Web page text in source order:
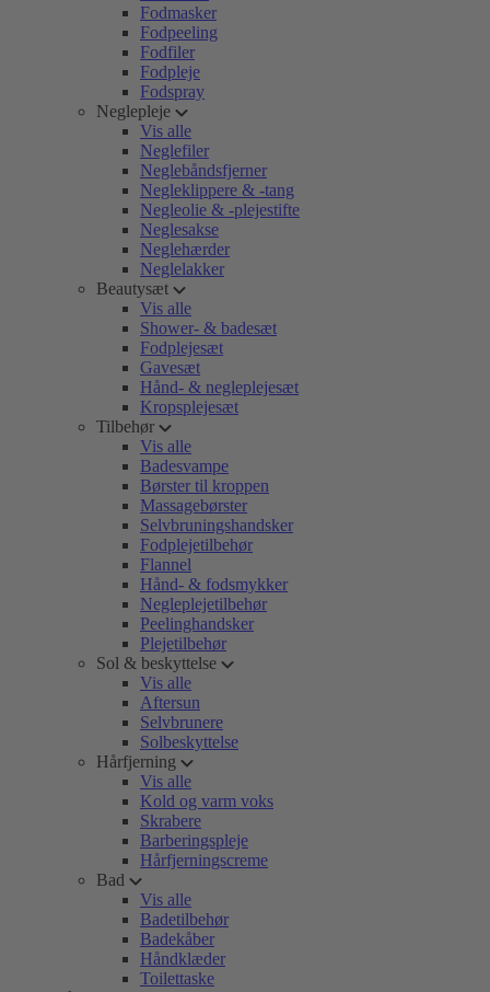
Fodmasker
Fodpeeling
Fodfiler
Fodpleje
Fodspray
Neglepleje
Vis alle
Neglefiler
Neglebåndsfjerner
Negleklippere & -tang
Negleolie & -plejestifte
Neglesakse
Neglehærder
Neglelakker
Beautysæt
Vis alle
Shower- & badesæt
Fodplejesæt
Gavesæt
Hånd- & negleplejesæt
Kropsplejesæt
Tilbehør
Vis alle
Badesvampe
Børster til kroppen
Massagebørster
Selvbruningshandsker
Fodplejetilbehør
Flannel
Hånd- & fodsmykker
Negleplejetilbehør
Peelinghandsker
Plejetilbehør
Sol & beskyttelse
Vis alle
Aftersun
Selvbrunere
Solbeskyttelse
Hårfjerning
Vis alle
Kold og varm voks
Skrabere
Barberingspleje
Hårfjerningscreme
Bad
Vis alle
Badetilbehør
Badekåber
Håndklæder
Toilettaske